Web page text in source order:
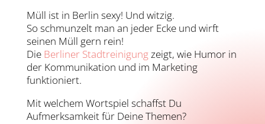
Müll ist in Berlin sexy! Und witzig.
So schmunzelt man an jeder Ecke und wirft
seinen Müll gern rein!
Die Berliner Stadtreinigungzeigt, wie Humor in
der Kommunikation und im Marketing
funktioniert.
Mit welchem Wortspiel schaffst Du
Aufmerksamkeit für Deine Themen?